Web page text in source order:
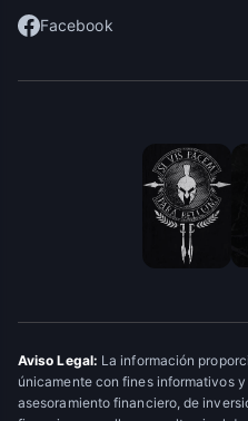
Facebook
Aviso Legal: La información
únicamente con fines informativos
asesoramiento financiero, de